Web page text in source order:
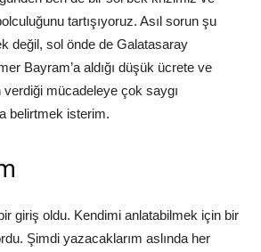
tartışıyoruz. Asıl sorun şu
değil, sol önde de Galatasaray
Bayram’a aldığı düşük ücrete ve
mücadeleye çok saygı
belirtmek isterim.
giriş oldu. Kendimi anlatabilmek için bir
Şimdi yazacaklarım aslında her